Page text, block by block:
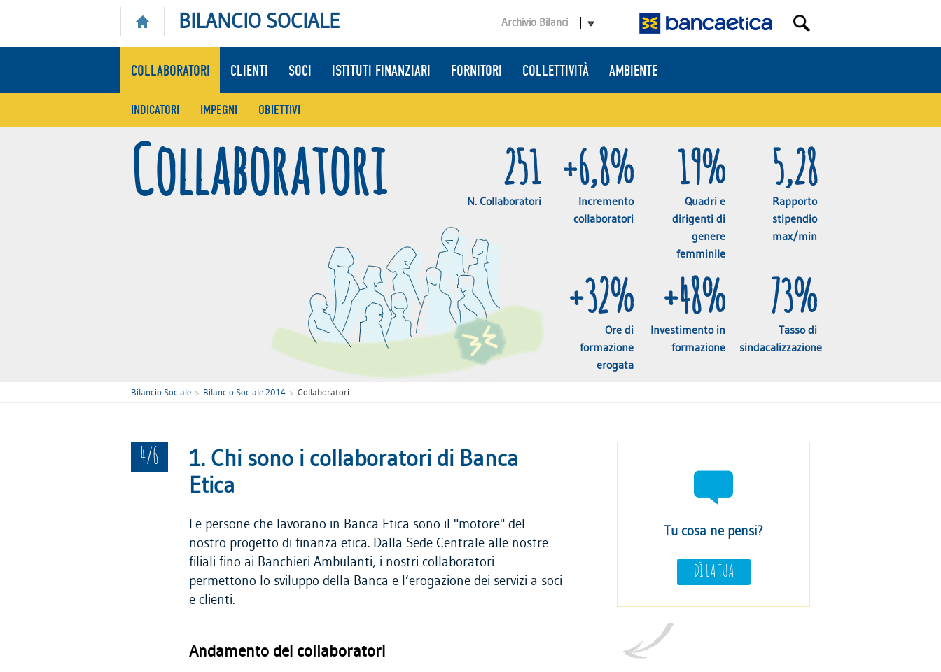
BILANCIO SOCIALE Archivio Bilanci
COLLABORATORI CLIENTI SOCI ISTITUTI FINANZIARI FORNITORI COLLETTIVITÀ AMBIENTE
INDICATORI IMPEGNI OBIETTIVI
Collaboratori 251
N. Collaboratori
+6,8%
Incremento
collaboratori
19%
Quadri e
dirigenti di
genere
femminile
5,28
Rapporto
stipendio
max/min
+32%
Ore di
formazione
erogata
+48%
Investimento in
formazione
73%
Tasso di
sindacalizzazione
Bilancio Sociale Bilancio Sociale 2014 Collaboratori
4/6
1. Chi sono i collaboratori di Banca
Etica
Le persone che lavorano in Banca Etica sono il "motore" del
nostro progetto di finanza etica. Dalla Sede Centrale alle nostre
filiali fino ai Banchieri Ambulanti, i nostri collaboratori
permettono lo sviluppo della Banca e l’erogazione dei servizi a soci
e clienti.
Andamento dei collaboratori
Tu cosa ne pensi?
DÌ LA TUA